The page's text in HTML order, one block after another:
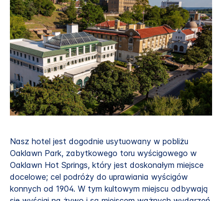
Nasz hotel jest dogodnie usytuowany w pobliżu
Oaklawn Park, zabytkowego toru wyścigowego w
Oaklawn Hot Springs, który jest doskonałym miejsce
docelowe; cel podróży do uprawiania wyścigów
konnych od 1904. W tym kultowym miejscu odbywają